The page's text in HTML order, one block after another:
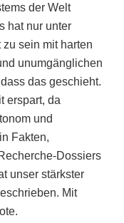
der Welt
hat nur unter
sein mit harten
unumgänglichen
das geschieht.
erspart, da
und
Fakten,
Dossiers
unser stärkster
Mit